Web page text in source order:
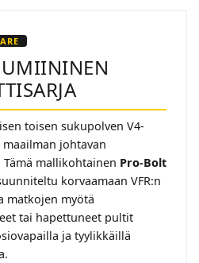
toisen sukupolven V4-
johtavan
mallikohtainen Pro-Bolt
korvaamaan VFR:n
matkojen myötä
tai hapettuneet pultit
ja tyylikkäillä